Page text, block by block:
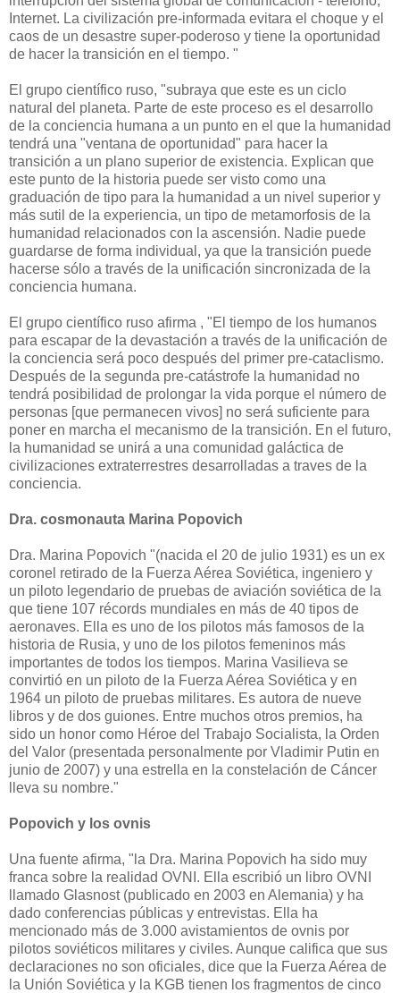
Internet. La civilización pre-informada evitara el choque y el
caos de un desastre super-poderoso y tiene la oportunidad
de hacer la transición en el tiempo. "
El grupo científico ruso, "subraya que este es un ciclo
natural del planeta. Parte de este proceso es el desarrollo
de la conciencia humana a un punto en el que la humanidad
tendrá una "ventana de oportunidad" para hacer la
transición a un plano superior de existencia. Explican que
este punto de la historia puede ser visto como una
graduación de tipo para la humanidad a un nivel superior y
más sutil de la experiencia, un tipo de metamorfosis de la
humanidad relacionados con la ascensión. Nadie puede
guardarse de forma individual, ya que la transición puede
hacerse sólo a través de la unificación sincronizada de la
conciencia humana.
El grupo científico ruso afirma , "El tiempo de los humanos
para escapar de la devastación a través de la unificación de
la conciencia será poco después del primer pre-cataclismo.
Después de la segunda pre-catástrofe la humanidad no
tendrá posibilidad de prolongar la vida porque el número de
personas [que permanecen vivos] no será suficiente para
poner en marcha el mecanismo de la transición. En el futuro,
la humanidad se unirá a una comunidad galáctica de
civilizaciones extraterrestres desarrolladas a traves de la
conciencia.
Dra. cosmonauta Marina Popovich
Dra. Marina Popovich "(nacida el 20 de julio 1931) es un ex
coronel retirado de la Fuerza Aérea Soviética, ingeniero y
un piloto legendario de pruebas de aviación soviética de la
que tiene 107 récords mundiales en más de 40 tipos de
aeronaves. Ella es uno de los pilotos más famosos de la
historia de Rusia, y uno de los pilotos femeninos más
importantes de todos los tiempos. Marina Vasilieva se
convirtió en un piloto de la Fuerza Aérea Soviética y en
1964 un piloto de pruebas militares. Es autora de nueve
libros y de dos guiones. Entre muchos otros premios, ha
sido un honor como Héroe del Trabajo Socialista, la Orden
del Valor (presentada personalmente por Vladimir Putin en
junio de 2007) y una estrella en la constelación de Cáncer
lleva su nombre."
Popovich y los ovnis
Una fuente afirma, "la Dra. Marina Popovich ha sido muy
franca sobre la realidad OVNI. Ella escribió un libro OVNI
llamado Glasnost (publicado en 2003 en Alemania) y ha
dado conferencias públicas y entrevistas. Ella ha
mencionado más de 3.000 avistamientos de ovnis por
pilotos soviéticos militares y civiles. Aunque califica que sus
declaraciones no son oficiales, dice que la Fuerza Aérea de
la Unión Soviética y la KGB tienen los fragmentos de cinco